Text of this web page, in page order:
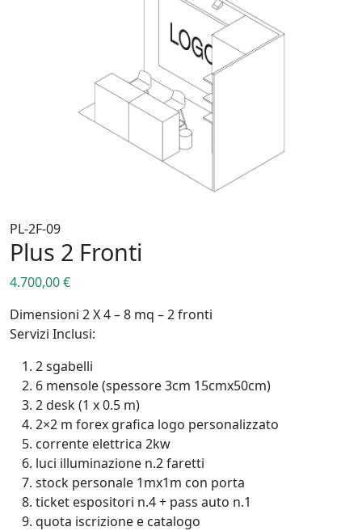
PL-2F-09
Plus 2 Fronti
4.700,00€
Dimensioni 2 X 4 – 8 mq – 2 fronti
Servizi Inclusi:
2 sgabelli
6 mensole (spessore 3cm 15cmx50cm)
2 desk (1 x 0.5 m)
2×2 m forex grafica logo personalizzato
corrente elettrica 2kw
luci illuminazione n.2 faretti
stock personale 1mx1m con porta
ticket espositori n.4 + pass auto n.1
quota iscrizione e catalogo